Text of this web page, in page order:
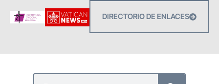
DIRECTORIO DE ENLACES